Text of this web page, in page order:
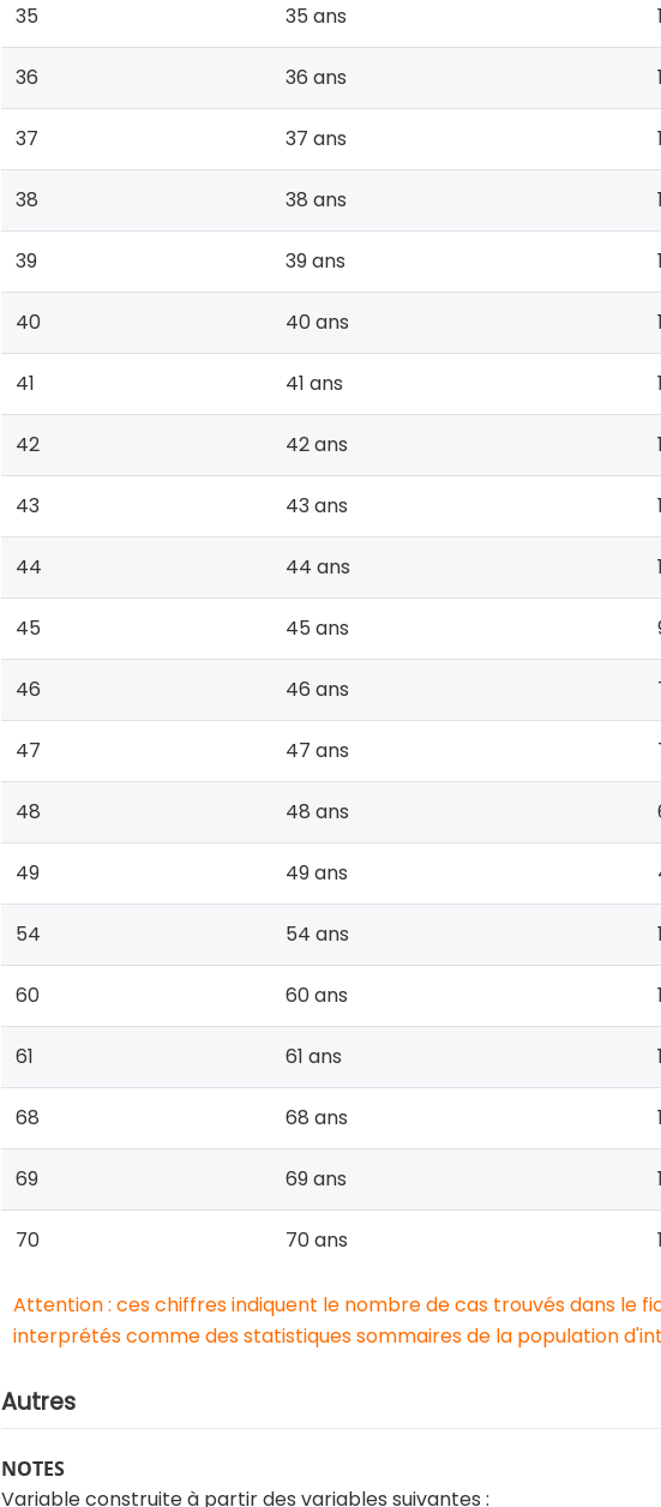
35 35 ans
36 36 ans
37 37 ans
38 38 ans
39 39 ans
40 40 ans
41 41 ans
42 42 ans
43 43 ans
44 44 ans
45 45 ans
46 46 ans
47 47 ans
48 48 ans
49 49 ans
54 54 ans 1
60 60 ans 1
61 61 ans 1
68 68 ans 1
69 69 ans 1
70 70 ans 1
Attention : ces chiffres indiquent le nombre de cas trouvés dans le
interprétés comme des statistiques sommaires de la population
Autres
NOTES
Variable construite à partir des variables suivantes :